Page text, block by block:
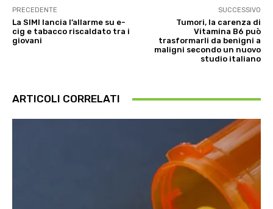
PRECEDENTE
La SIMI lancia l’allarme su e-
cig e tabacco riscaldato tra i
giovani
SUCCESSIVO
Tumori, la carenza di
Vitamina B6 può
trasformarli da benigni a
maligni secondo un nuovo
studio italiano
ARTICOLI CORRELATI